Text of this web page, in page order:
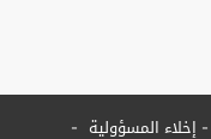
إخلاء المسؤولية